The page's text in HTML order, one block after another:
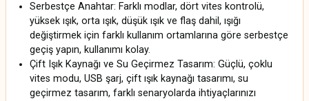
Serbestçe Anahtar: Farklı modlar, dört vites kontrolü,
yüksek ışık, orta ışık, düşük ışık ve flaş dahil, ışığı
değiştirmek için farklı kullanım ortamlarına göre serbestçe
geçiş yapın, kullanımı kolay.
Çift Işık Kaynağı ve Su Geçirmez Tasarım: Güçlü, çoklu
vites modu, USB şarj, çift ışık kaynağı tasarımı, su
geçirmez tasarım, farklı senaryolarda ihtiyaçlarınızı